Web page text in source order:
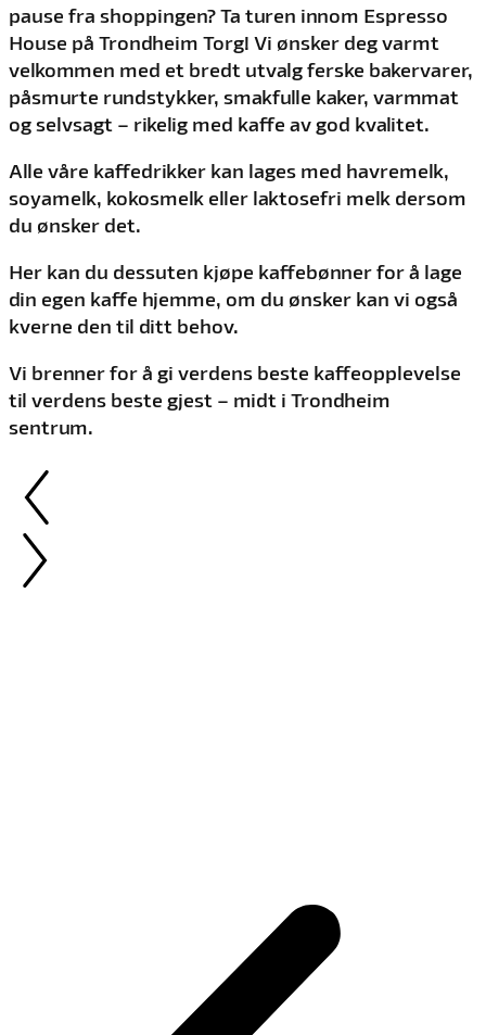
pause fra shoppingen? Ta turen innom Espresso
House på Trondheim Torg! Vi ønsker deg varmt
velkommen med et bredt utvalg ferske bakervarer,
påsmurte rundstykker, smakfulle kaker, varmmat
og selvsagt – rikelig med kaffe av god kvalitet.
Alle våre kaffedrikker kan lages med havremelk,
soyamelk, kokosmelk eller laktosefri melk dersom
du ønsker det.
Her kan du dessuten kjøpe kaffebønner for å lage
din egen kaffe hjemme, om du ønsker kan vi også
kverne den til ditt behov.
Vi brenner for å gi verdens beste kaffeopplevelse
til verdens beste gjest – midt i Trondheim
sentrum.